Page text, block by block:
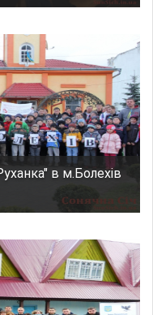
в м.Болехів